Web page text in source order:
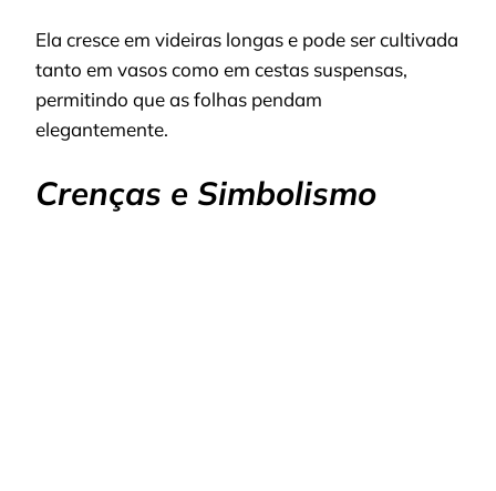
Ela cresce em videiras longas e pode ser cultivada
tanto em vasos como em cestas suspensas,
permitindo que as folhas pendam
elegantemente.
Crenças e Simbolismo